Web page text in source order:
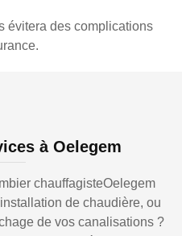
évitera des complications
à Oelegem
chauffagisteOelegem
de chaudière, ou
de vos canalisations ?